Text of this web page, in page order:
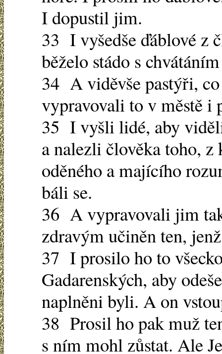
I dopustil jim.
33 I vyšedše ďáblové z
běželo stádo s
34 A viděvše pastýři,
vypravovali to v městě i
35 I vyšli lidé, aby
a nalezli člověka toho,
oděného a majícího
báli se.
36 A vypravovali jim
zdravým učiněn ten,
37 I prosilo ho to
Gadarenských, aby
naplněni byli. A on
38 Prosil ho pak muž
s ním mohl zůstat. Ale